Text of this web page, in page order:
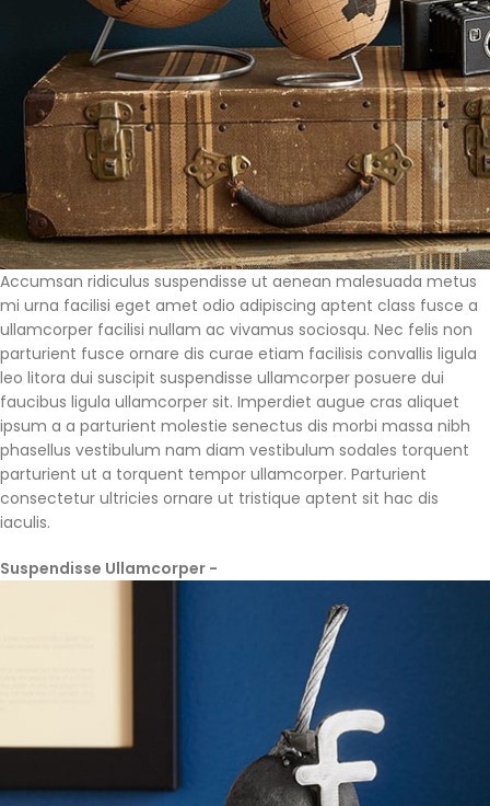
Accumsan ridiculus suspendisse ut aenean malesuada metus
mi urna facilisi eget amet odio adipiscing aptent class fusce a
ullamcorper facilisi nullam ac vivamus sociosqu. Nec felis non
parturient fusce ornare dis curae etiam facilisis convallis ligula
leo litora dui suscipit suspendisse ullamcorper posuere dui
faucibus ligula ullamcorper sit. Imperdiet augue cras aliquet
ipsum a a parturient molestie senectus dis morbi massa nibh
phasellus vestibulum nam diam vestibulum sodales torquent
parturient ut a torquent tempor ullamcorper. Parturient
consectetur ultricies ornare ut tristique aptent sit hac dis
iaculis.
Suspendisse Ullamcorper -